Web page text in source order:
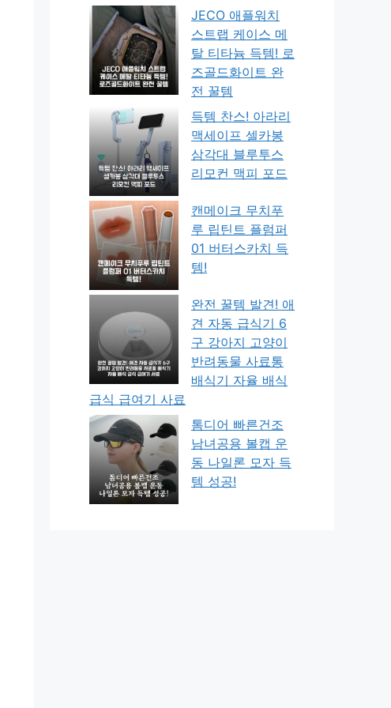
JECO 애플워치
스트랩 케이스 메
탈 티타늄 득템! 로
즈골드화이트 완
전 꿀템
득템 찬스! 아라리
맥세이프 셀카봉
삼각대 블루투스
리모컨 맥피 포드
캔메이크 무치푸
루 립틴트 플럼퍼
01 버터스카치 득
템!
완전 꿀템 발견! 애
견 자동 급식기 6
구 강아지 고양이
반려동물 사료통
배식기 자율 배식
급식 급여기 사료
톰디어 빠른건조
남녀공용 볼캡 운
동 나일론 모자 득
템 성공!